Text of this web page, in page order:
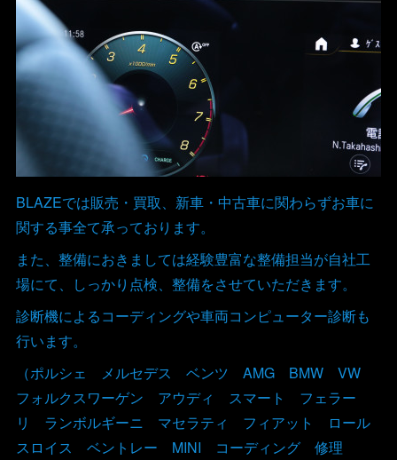
BLAZEでは販売・買取、新車・中古車に関わらずお車に
関する事全て承っております。
また、整備におきましては経験豊富な整備担当が自社工
場にて、しっかり点検、整備をさせていただきます。
診断機によるコーディングや車両コンピューター診断も
行います。
（ポルシェ メルセデス ベンツ AMG BMW VW
フォルクスワーゲン アウディ スマート フェラー
リ ランボルギーニ マセラティ フィアット ロール
スロイス ベントレー MINI コーディング 修理